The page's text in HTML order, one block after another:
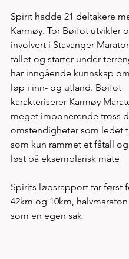
Spirit hadde 21 deltakere
Karmøy. Tor Bøifot utvikler
involvert i Stavanger
tallet og starter under
har inngående kunnskap
løp i inn- og utland. Bøifot
karakteriserer Karmøy
meget imponerende tross
omstendigheter som ledet
som kun rammet et fåtall
løst på eksemplarisk måte
Spirits løpsrapport tar først
42km og 10km,
som en egen sak